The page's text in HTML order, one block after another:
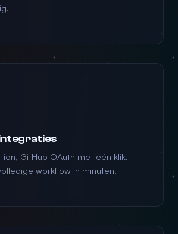
GitHub OAuth met één klik.
workflow in minuten.